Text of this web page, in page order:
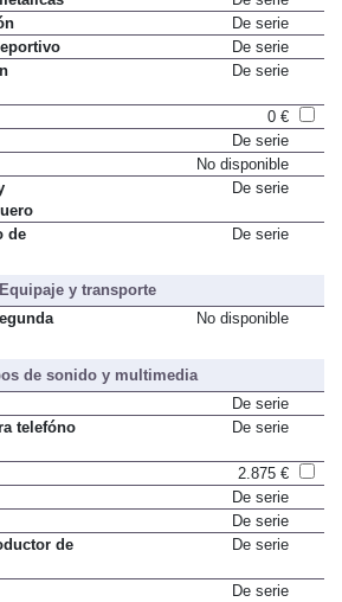
De serie
De serie
De serie
0 €
De serie
No disponible
De serie
de
De serie
Equipaje y transporte
No disponible
de sonido y multimedia
De serie
telefóno
De serie
2.875 €
De serie
De serie
de
De serie
De serie